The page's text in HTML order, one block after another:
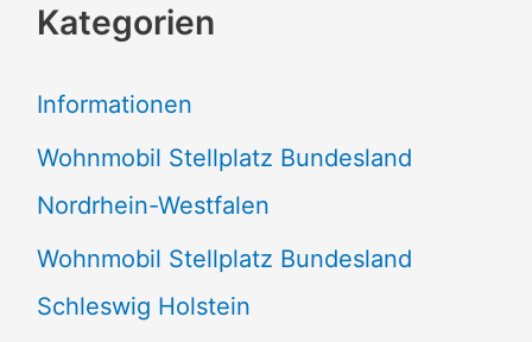
h
n
n
a
c
h
Kategorien
Informationen
Wohnmobil Stellplatz Bundesland
Nordrhein-Westfalen
Wohnmobil Stellplatz Bundesland
Schleswig Holstein